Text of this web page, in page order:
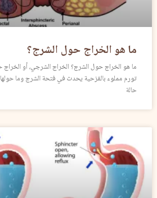
ما هو الخراج حول الشرج؟
ما هو الخراج حول الشرج؟ الخراج الشرجي، أو
تورم مملوء بالقزحية يحدث في فتحة الشرج وما
حالة